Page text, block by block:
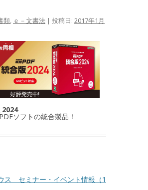
類, ｅ－文書法 | 投稿日: 2017年1月
2024
ソフトの統合製品！
ス セミナー・イベント情報（1